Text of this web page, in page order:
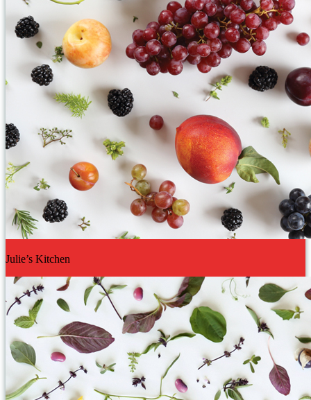
Julie’s Kitchen